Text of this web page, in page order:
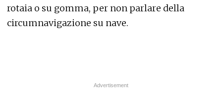
rotaia o su gomma, per non parlare della
circumnavigazione su nave.